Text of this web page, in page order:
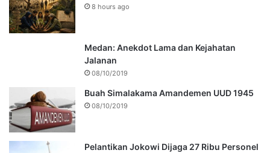
8 hours ago
Medan: Anekdot Lama dan Kejahatan
Jalanan
08/10/2019
Buah Simalakama Amandemen UUD 1945
08/10/2019
Pelantikan Jokowi Dijaga 27 Ribu Personel